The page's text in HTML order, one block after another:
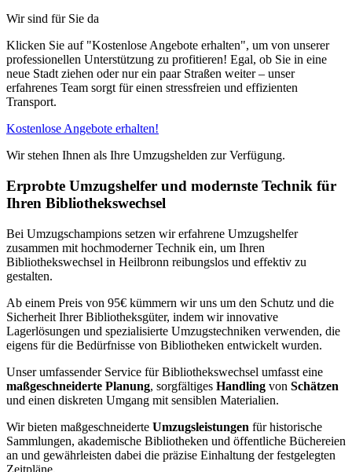
Wir sind für Sie da
Klicken Sie auf "Kostenlose Angebote erhalten", um von unserer
professionellen Unterstützung zu profitieren! Egal, ob Sie in eine
neue Stadt ziehen oder nur ein paar Straßen weiter – unser
erfahrenes Team sorgt für einen stressfreien und effizienten
Transport.
Kostenlose Angebote erhalten!
Wir stehen Ihnen als Ihre Umzugshelden zur Verfügung.
Erprobte Umzugshelfer und modernste Technik für
Ihren Bibliothekswechsel
Bei Umzugschampions setzen wir erfahrene Umzugshelfer
zusammen mit hochmoderner Technik ein, um Ihren
Bibliothekswechsel in Heilbronn reibungslos und effektiv zu
gestalten.
Ab einem Preis von 95€ kümmern wir uns um den Schutz und die
Sicherheit Ihrer Bibliotheksgüter, indem wir innovative
Lagerlösungen und spezialisierte Umzugstechniken verwenden, die
eigens für die Bedürfnisse von Bibliotheken entwickelt wurden.
Unser umfassender Service für Bibliothekswechsel umfasst eine
maßgeschneiderte Planung, sorgfältiges Handling von Schätzen
und einen diskreten Umgang mit sensiblen Materialien.
Wir bieten maßgeschneiderte Umzugsleistungen für historische
Sammlungen, akademische Bibliotheken und öffentliche Büchereien
an und gewährleisten dabei die präzise Einhaltung der festgelegten
Zeitpläne.